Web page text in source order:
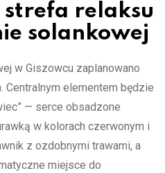
relaksu
solankowej
w Giszowcu zaplanowano
Centralnym elementem będzie
— serce obsadzone
w kolorach czerwonym i
z ozdobnymi trawami, a
miejsce do